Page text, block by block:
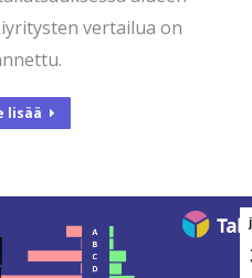
vertailua on
lisää